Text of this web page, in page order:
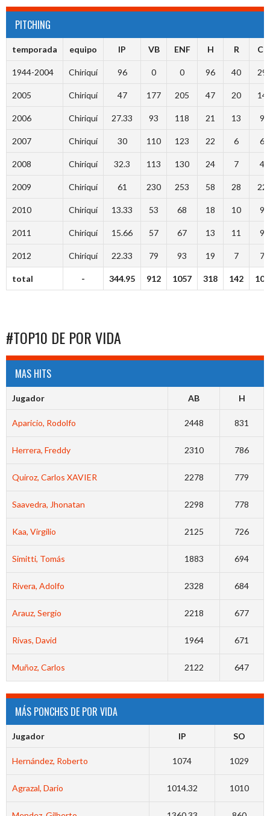
PITCHING
temporada equipo IP VB ENF H R CL
1944-2004 Chiriquí 96 0 0 96 40 29
2005 Chiriquí 47 177 205 47 20 14
2006 Chiriquí 27.33 93 118 21 13 9
2007 Chiriquí 30 110 123 22 6 6
2008 Chiriquí 32.3 113 130 24 7 4
2009 Chiriquí 61 230 253 58 28 22
2010 Chiriquí 13.33 53 68 18 10 9
2011 Chiriquí 15.66 57 67 13 11 9
2012 Chiriquí 22.33 79 93 19 7 7
total - 344.95 912 1057 318 142 109
#TOP10 DE POR VIDA
MAS HITS
Jugador AB H
Aparicio, Rodolfo 2448 831
Herrera, Freddy 2310 786
Quiroz, Carlos XAVIER 2278 779
Saavedra, Jhonatan 2298 778
Kaa, Virgilio 2125 726
Simitti, Tomás 1883 694
Rivera, Adolfo 2328 684
Arauz, Sergio 2218 677
Rivas, David 1964 671
Muñoz, Carlos 2122 647
MÁS PONCHES DE POR VIDA
Jugador IP SO
Hernández, Roberto 1074 1029
Agrazal, Dario 1014.32 1010